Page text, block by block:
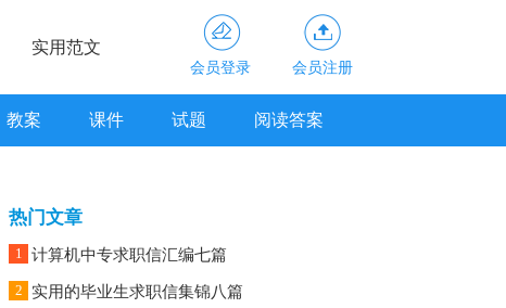
实用范文
会员登录 会员注册
教案 课件 试题 阅读答案
热门文章
1 计算机中专求职信汇编七篇
2 实用的毕业生求职信集锦八篇